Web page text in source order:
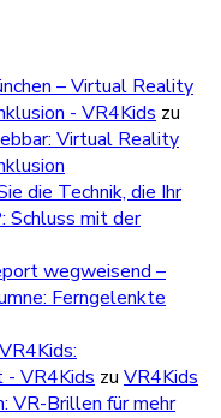
– Virtual Reality
- VR4Kids zu
Virtual Reality
die Technik, die Ihr
Schluss mit der
wegweisend –
Ferngelenkte
- VR4Kids zu VR4Kids
VR-Brillen für mehr